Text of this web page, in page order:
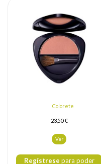
Colorete
23,50 €
Ver
Regístrese para poder